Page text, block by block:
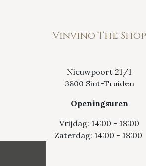
Vinvino The Shop
Nieuwpoort 21/1
3800 Sint-Truiden
Openingsuren
Vrijdag: 14:00 - 18:00
Zaterdag: 14:00 - 18:00